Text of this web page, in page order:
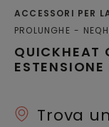
QUICKHEAT
ESTENSIONE
ACCESSORI PER
PROLUNGHE
Trova